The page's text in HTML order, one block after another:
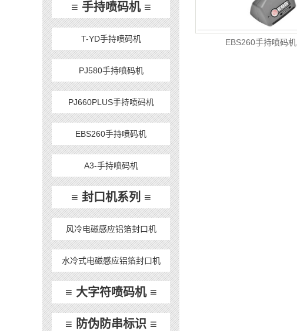
≡ 手持喷码机 ≡
T-YD手持喷码机
PJ580手持喷码机
PJ660PLUS手持喷码机
EBS260手持喷码机
A3-手持喷码机
≡ 封口机系列 ≡
风冷电磁感应铝箔封口机
水冷式电磁感应铝箔封口机
≡ 大字符喷码机 ≡
≡ 防伪防串标识 ≡
EBS260手持喷码机